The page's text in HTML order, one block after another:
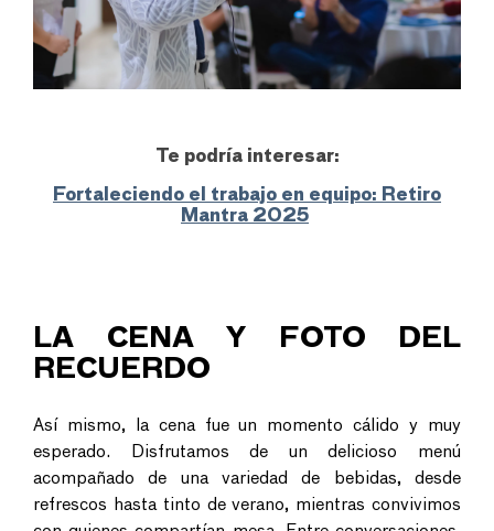
Te podría interesar:
Fortaleciendo el trabajo en equipo: Retiro
Mantra 2025
LA CENA Y FOTO DEL
RECUERDO
Así mismo, la cena fue un momento cálido y muy
esperado. Disfrutamos de un delicioso menú
acompañado de una variedad de bebidas, desde
refrescos hasta tinto de verano, mientras convivimos